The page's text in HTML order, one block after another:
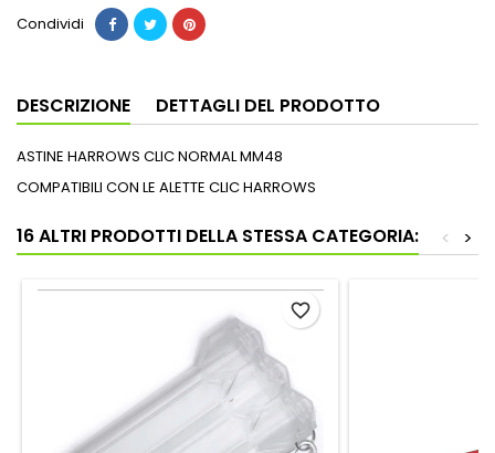
Condividi
DESCRIZIONE DETTAGLI DEL PRODOTTO
ASTINE HARROWS CLIC NORMAL MM48
COMPATIBILI CON LE ALETTE CLIC HARROWS
16 ALTRI PRODOTTI DELLA STESSA CATEGORIA: >
<
favorite_border